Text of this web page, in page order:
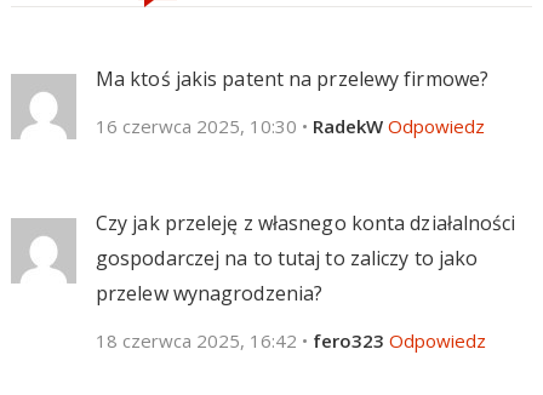
Ma ktoś jakis patent na przelewy firmowe?
16 czerwca 2025, 10:30 • RadekW Odpowiedz
Czy jak przeleję z własnego konta działalności
gospodarczej na to tutaj to zaliczy to jako
przelew wynagrodzenia?
18 czerwca 2025, 16:42 • fero323 Odpowiedz